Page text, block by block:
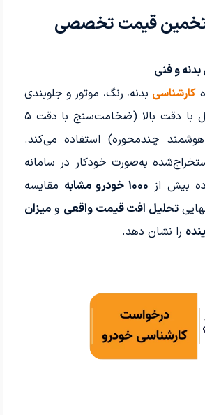
تخمین قیمت تخصصی
و فنی
کارشناسی بدنه، رنگ، موتور و جلوبندی
از ابزارهای دیجیتال با دقت بالا (ضخامت‌سنج با دقت ۵
چندمحوره) استفاده می‌کند.
به‌صورت خودکار در سامانه
بیش از ۱۰۰۰ خودرو مشابه
مقایسه
تحلیل افت قیمت واقعی ومیزان
را نشان دهد.